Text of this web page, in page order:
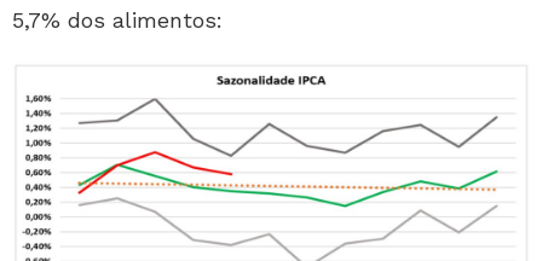
5,7% dos alimentos: